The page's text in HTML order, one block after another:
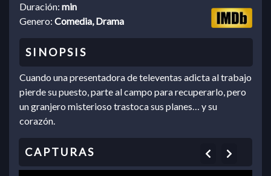
Duración: min
Genero: Comedia, Drama
Cuando una presentadora de televentas adicta al trabajo
pierde su puesto, parte al campo para recuperarlo, pero
un granjero misterioso trastoca sus planes… y su
corazón.
Previous